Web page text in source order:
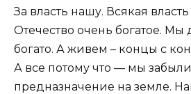
За власть нашу. Всякая
Отечество очень богатое.
богато. А живем – концы с
А все потому что — мы
предназначение на земле.